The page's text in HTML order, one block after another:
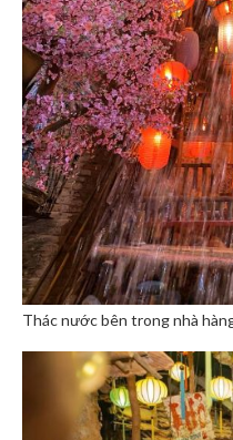
Thác nước bên trong nhà